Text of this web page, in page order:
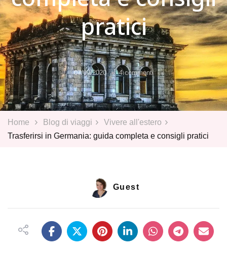
pratici
07/09/2020 4 commentisu
Trasferirsi
in
Germania:
e
Home Blog di viaggi
Vivere all'estero
Trasferirsi in Germania: guida completa e consigli pratici
Guest